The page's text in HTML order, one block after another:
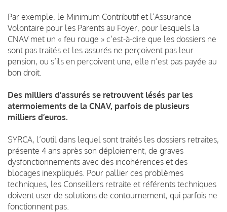
Par exemple, le Minimum Contributif et l’Assurance
Volontaire pour les Parents au Foyer, pour lesquels la
CNAV met un « feu rouge » c’est-à-dire que les dossiers ne
sont pas traités et les assurés ne perçoivent pas leur
pension, ou s’ils en perçoivent une, elle n’est pas payée au
bon droit.
Des milliers d’assurés se retrouvent lésés par les
atermoiements de la CNAV, parfois de plusieurs
milliers d’euros.
SYRCA, l’outil dans lequel sont traités les dossiers retraites,
présente 4 ans après son déploiement, de graves
dysfonctionnements avec des incohérences et des
blocages inexpliqués. Pour pallier ces problèmes
techniques, les Conseillers retraite et référents techniques
doivent user de solutions de contournement, qui parfois ne
fonctionnent pas.